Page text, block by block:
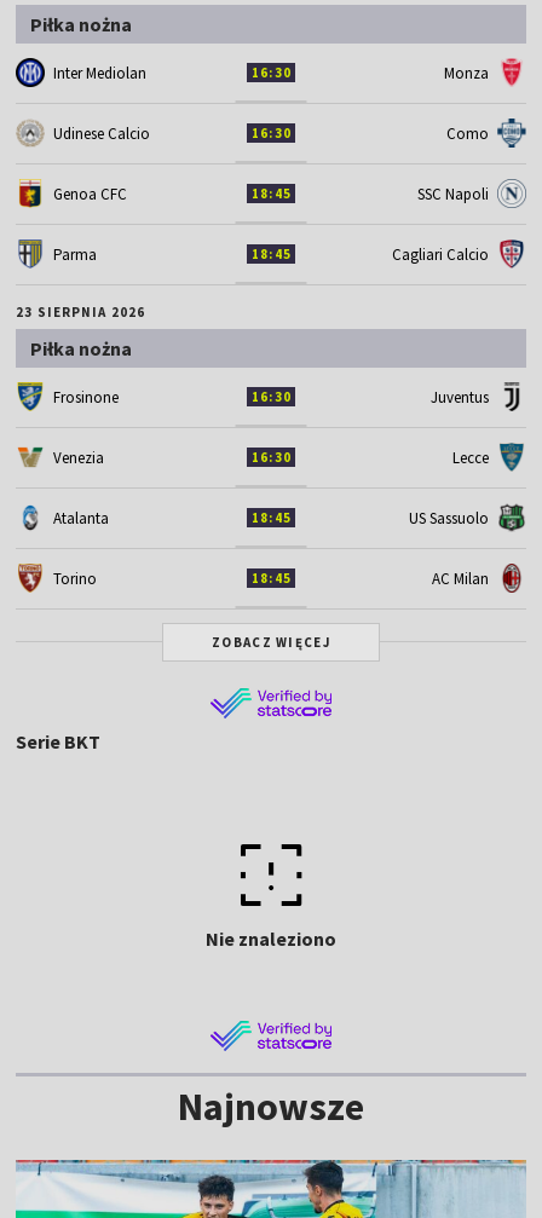
Piłka nożna
Inter Mediolan 16:30 Monza
Udinese Calcio 16:30 Como
Genoa CFC 18:45 SSC Napoli
Parma 18:45 Cagliari Calcio
23 SIERPNIA 2026
Piłka nożna
Frosinone 16:30 Juventus
Venezia 16:30 Lecce
Atalanta 18:45 US Sassuolo
Torino 18:45 AC Milan
ZOBACZ WIĘCEJ
Serie BKT
Nie znaleziono
Najnowsze